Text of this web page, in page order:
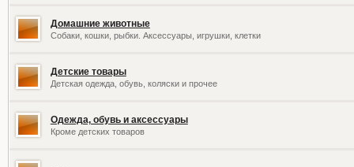
Домашние животные
Собаки, кошки, рыбки. Аксессуары, игрушки, клетки
Детские товары
Детская одежда, обувь, коляски и прочее
Одежда, обувь и аксессуары
Кроме детских товаров